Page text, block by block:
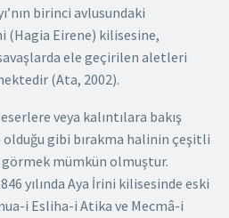
birinci avlusundaki
(Hagia Eirene) kilisesine,
ele geçirilen aletleri
(Ata, 2002).
veya kalıntılara bakış
olduğu gibi bırakma halinin çeşitli
mümkün olmuştur.
yılında Aya İrini kilisesinde eski
i Esliha-i Atika ve Mecmâ-i